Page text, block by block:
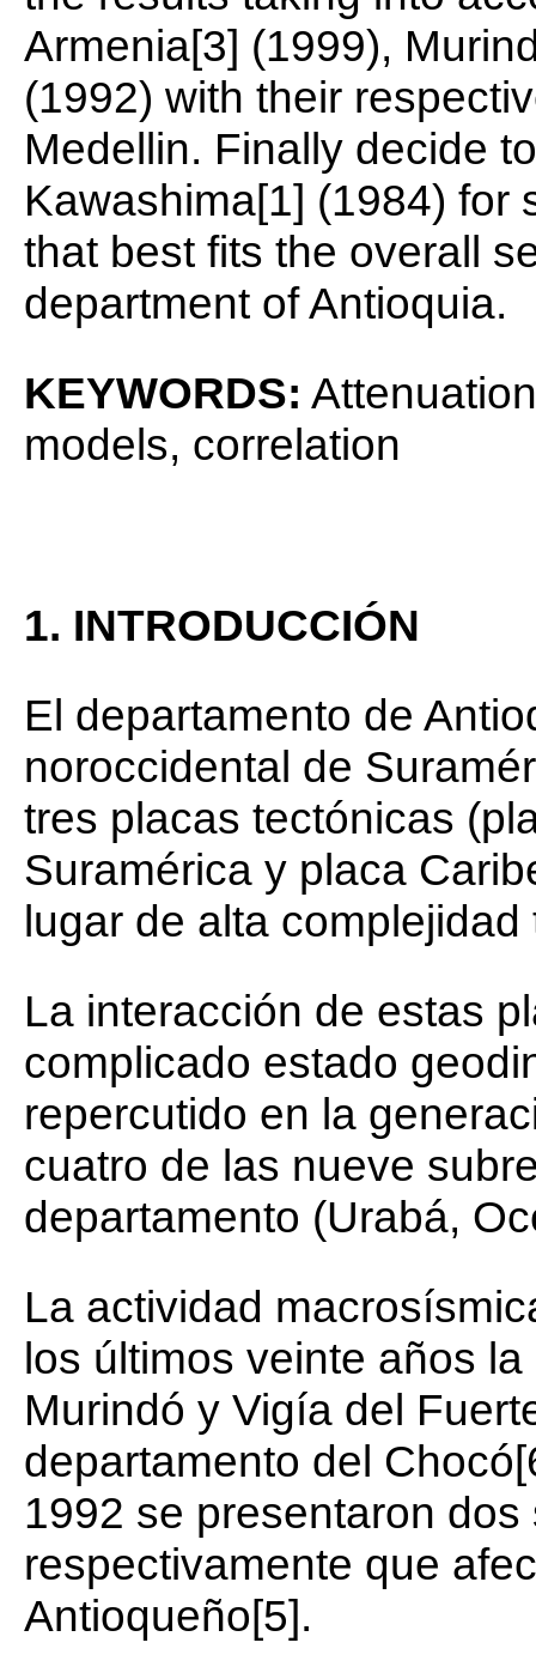
Armenia[3] (1999),
(1992) with their
Medellin. Finally decide
Kawashima[1] (1984) for
that best fits the overall
department of Antioquia.
KEYWORDS:
models, correlation
1. INTRODUCCIÓN
El departamento de
noroccidental de
tres placas tectónicas
Suramérica y placa
lugar de alta complejidad
La interacción de estas
complicado estado
repercutido en la
cuatro de las nueve
departamento (Urabá,
La actividad
los últimos veinte años
Murindó y Vigía del
departamento del
1992 se presentaron
respectivamente que
Antioqueño[5].